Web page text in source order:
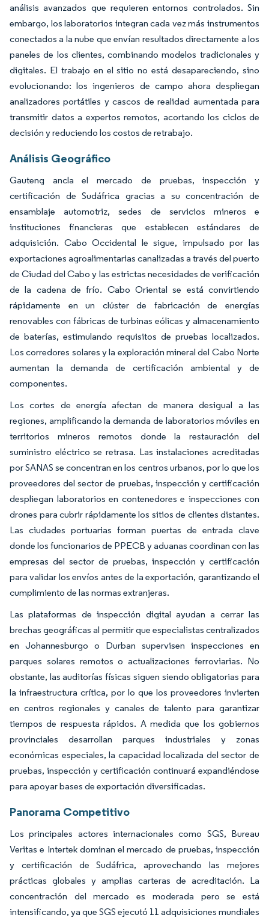
análisis avanzados que requieren entornos controlados. Sin
embargo, los laboratorios integran cada vez más instrumentos
conectados a la nube que envían resultados directamente a los
paneles de los clientes, combinando modelos tradicionales y
digitales. El trabajo en el sitio no está desapareciendo, sino
evolucionando: los ingenieros de campo ahora despliegan
analizadores portátiles y cascos de realidad aumentada para
transmitir datos a expertos remotos, acortando los ciclos de
decisión y reduciendo los costos de retrabajo.
Análisis Geográfico
Gauteng ancla el mercado de pruebas, inspección y
certificación de Sudáfrica gracias a su concentración de
ensamblaje automotriz, sedes de servicios mineros e
instituciones financieras que establecen estándares de
adquisición. Cabo Occidental le sigue, impulsado por las
exportaciones agroalimentarias canalizadas a través del puerto
de Ciudad del Cabo y las estrictas necesidades de verificación
de la cadena de frío. Cabo Oriental se está convirtiendo
rápidamente en un clúster de fabricación de energías
renovables con fábricas de turbinas eólicas y almacenamiento
de baterías, estimulando requisitos de pruebas localizados.
Los corredores solares y la exploración mineral del Cabo Norte
aumentan la demanda de certificación ambiental y de
componentes.
Los cortes de energía afectan de manera desigual a las
regiones, amplificando la demanda de laboratorios móviles en
territorios mineros remotos donde la restauración del
suministro eléctrico se retrasa. Las instalaciones acreditadas
por SANAS se concentran en los centros urbanos, por lo que los
proveedores del sector de pruebas, inspección y certificación
despliegan laboratorios en contenedores e inspecciones con
drones para cubrir rápidamente los sitios de clientes distantes.
Las ciudades portuarias forman puertas de entrada clave
donde los funcionarios de PPECB y aduanas coordinan con las
empresas del sector de pruebas, inspección y certificación
para validar los envíos antes de la exportación, garantizando el
cumplimiento de las normas extranjeras.
Las plataformas de inspección digital ayudan a cerrar las
brechas geográficas al permitir que especialistas centralizados
en Johannesburgo o Durban supervisen inspecciones en
parques solares remotos o actualizaciones ferroviarias. No
obstante, las auditorías físicas siguen siendo obligatorias para
la infraestructura crítica, por lo que los proveedores invierten
en centros regionales y canales de talento para garantizar
tiempos de respuesta rápidos. A medida que los gobiernos
provinciales desarrollan parques industriales y zonas
económicas especiales, la capacidad localizada del sector de
pruebas, inspección y certificación continuará expandiéndose
para apoyar bases de exportación diversificadas.
Panorama Competitivo
Los principales actores internacionales como SGS, Bureau
Veritas e Intertek dominan el mercado de pruebas, inspección
y certificación de Sudáfrica, aprovechando las mejores
prácticas globales y amplias carteras de acreditación. La
concentración del mercado es moderada pero se está
intensificando, ya que SGS ejecutó 11 adquisiciones mundiales